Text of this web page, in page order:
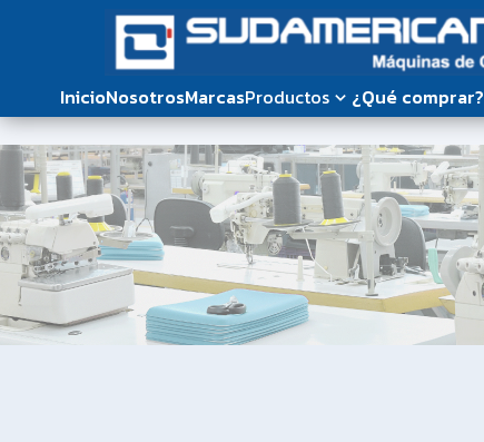
InicioNosotrosMarcasProductos ¿Qué comprar?